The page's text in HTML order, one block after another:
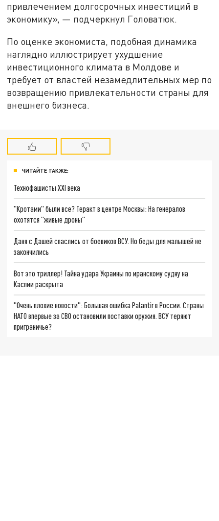
привлечением долгосрочных инвестиций в
экономику», — подчеркнул Головатюк.
По оценке экономиста, подобная динамика
наглядно иллюстрирует ухудшение
инвестиционного климата в Молдове и
требует от властей незамедлительных мер по
возвращению привлекательности страны для
внешнего бизнеса.
ЧИТАЙТЕ ТАКЖЕ:
Технофашисты XXI века
"Кротами" были все? Теракт в центре Москвы: На генералов
охотятся "живые дроны"
Даня с Дашей спаслись от боевиков ВСУ. Но беды для малышей не
закончились
Вот это триллер! Тайна удара Украины по иранскому судну на
Каспии раскрыта
"Очень плохие новости": Большая ошибка Palantir в России. Страны
НАТО впервые за СВО остановили поставки оружия. ВСУ теряют
приграничье?